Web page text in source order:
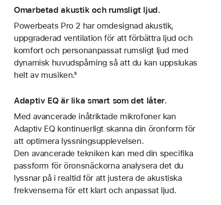
Omarbetad akustik och rumsligt ljud.
Powerbeats Pro 2 har omdesignad akustik,
uppgraderad ventilation för att förbättra ljud och
komfort och personanpassat rumsligt ljud med
dynamisk huvudspårning så att du kan uppslukas
helt av musiken.⁵
Adaptiv EQ är lika smart som det låter.
Med avancerade inåtriktade mikrofoner kan
Adaptiv EQ kontinuerligt skanna din öronform för
att optimera lyssningsupplevelsen.
Den avancerade tekniken kan med din specifika
passform för öronsnäckorna analysera det du
lyssnar på i realtid för att justera de akustiska
frekvenserna för ett klart och anpassat ljud.